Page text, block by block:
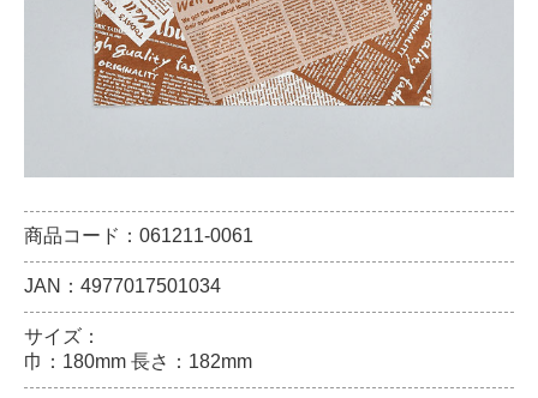
商品コード：061211-0061
JAN：4977017501034
サイズ：
巾：180mm 長さ：182mm